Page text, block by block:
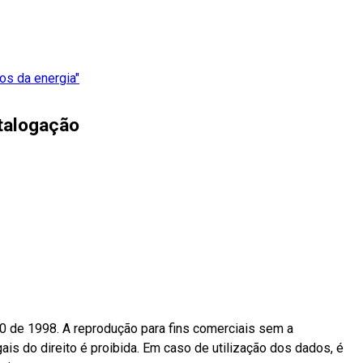
da energia"
de 1998. A reprodução para fins comerciais sem a
do direito é proibida. Em caso de utilização dos dados, é